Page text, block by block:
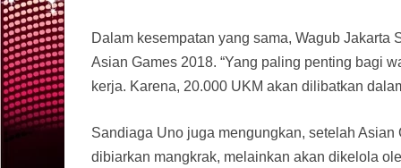
Dalam kesempatan yang sama, Wagub
Asian Games 2018. “Yang paling penting bagi
kerja. Karena, 20.000 UKM akan dilibatkan
Sandiaga Uno juga mengungkan, setelah
dibiarkan mangkrak, melainkan akan dikelola